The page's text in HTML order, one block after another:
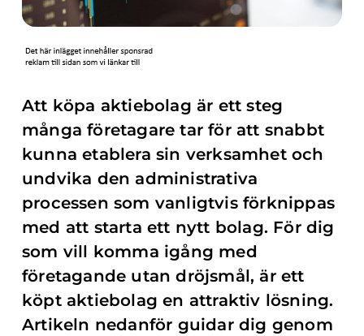
Att köpa aktiebolag är ett steg
många företagare tar för att snabbt
kunna etablera sin verksamhet och
undvika den administrativa
processen som vanligtvis förknippas
med att starta ett nytt bolag. För dig
som vill komma igång med
företagande utan dröjsmål, är ett
köpt aktiebolag en attraktiv lösning.
Artikeln nedanför guidar dig genom